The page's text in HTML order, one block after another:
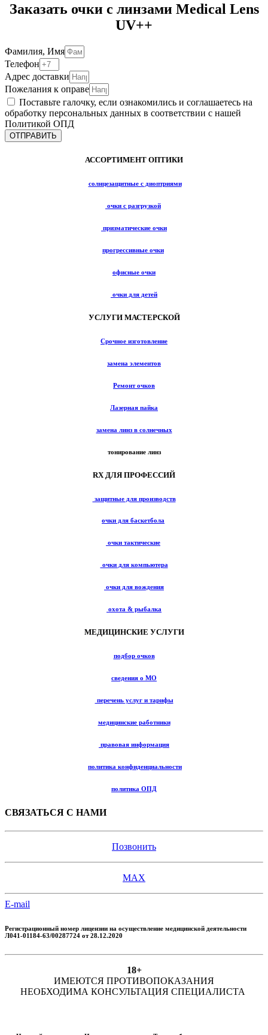
Заказать очки с линзами Medical Lens
UV++
Фамилия, Имя
Телефон
Адрес доставки
Пожелания к оправе
Поставьте галочку, если ознакомились и соглашаетесь на
обработку персональных данных в соответствии с нашей
Политикой ОПД
ОТПРАВИТЬ
АССОРТИМЕНТ ОПТИКИ
солнцезащитные с диоптриями
очки с разгрузкой
призматические очки
прогрессивные очки
офисные очки
очки для детей
УСЛУГИ МАСТЕРСКОЙ
Срочное изготовление
замена элементов
Ремонт очков
Лазерная пайка
замена линз в солнечных
тонирование линз
RX ДЛЯ ПРОФЕССИЙ
защитные для производств
очки для баскетбола
очки тактические
очки для компьютера
очки для вождения
охота & рыбалка
МЕДИЦИНСКИЕ УСЛУГИ
подбор очков
сведения о МО
перечень услуг и тарифы
медицинские работники
правовая информация
политика конфиденциальности
политика ОПД
СВЯЗАТЬСЯ С НАМИ
Позвонить
MAX
E-mail
Регистрационный номер лицензии на осуществление медицинской деятельности
Л041-01184-63/00287724 от 28.12.2020
18+
ИМЕЮТСЯ ПРОТИВОПОКАЗАНИЯ
НЕОБХОДИМА КОНСУЛЬТАЦИЯ СПЕЦИАЛИСТА